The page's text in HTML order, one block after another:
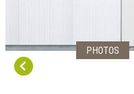
PHOTOS